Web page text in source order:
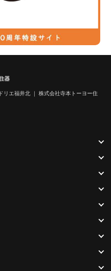
器
リエ福井北 ｜ 株式会社寺本トーヨー住